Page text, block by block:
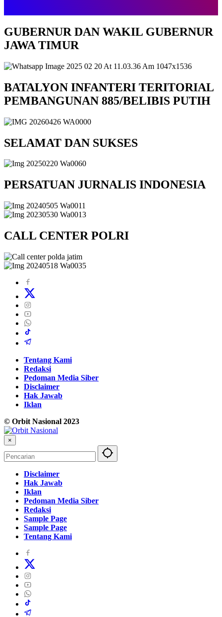
GUBERNUR DAN WAKIL GUBERNUR
JAWA TIMUR
BATALYON INFANTERI TERITORIAL
PEMBANGUNAN 885/BELIBIS PUTIH
SELAMAT DAN SUKSES
PERSATUAN JURNALIS INDONESIA
CALL CENTER POLRI
Tentang Kami
Redaksi
Pedoman Media Siber
Disclaimer
Hak Jawab
Iklan
© Orbit Nasional 2023
×
Disclaimer
Hak Jawab
Iklan
Pedoman Media Siber
Redaksi
Sample Page
Sample Page
Tentang Kami